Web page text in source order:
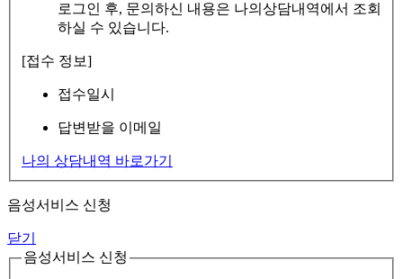
로그인 후, 문의하신 내용은 나의상담내역에서 조회
하실 수 있습니다.
[접수 정보]
접수일시
답변받을 이메일
나의 상담내역 바로가기
음성서비스 신청
닫기
음성서비스 신청